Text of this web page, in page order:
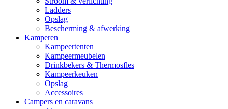
Ladders
Opslag
Bescherming & afwerking
Kamperen
Kampeertenten
Kampeermeubelen
Drinkbekers & Thermosfles
Kampeerkeuken
Opslag
Accessoires
Campers en caravans